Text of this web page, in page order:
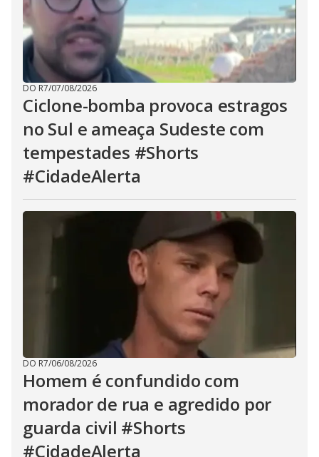
DO R7/07/08/2026
Ciclone-bomba provoca estragos
no Sul e ameaça Sudeste com
tempestades #Shorts
#CidadeAlerta
DO R7/06/08/2026
Homem é confundido com
morador de rua e agredido por
guarda civil #Shorts
#CidadeAlerta